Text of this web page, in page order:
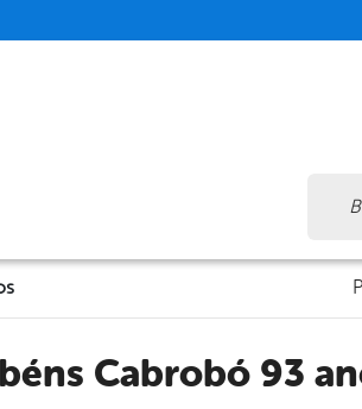
Cabrobó 93